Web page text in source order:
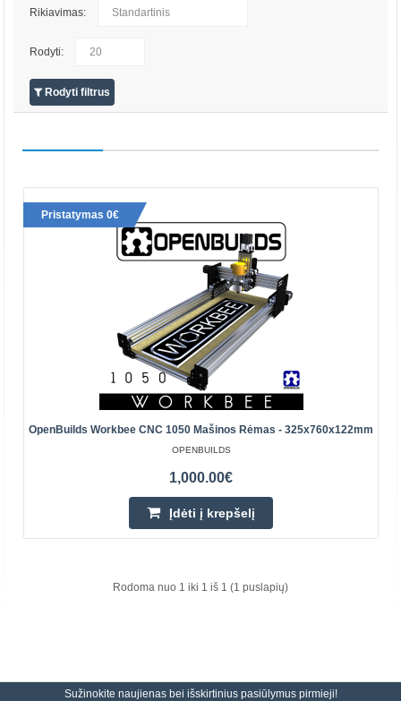
Rikiavimas:
Rodyti:
Rodyti filtrus
325x760x122mm
WorkBee yra ypač tvirta, tiksli ir lengvai surenkama CNC
mašina. Tai puiki mašina ir mes tikime, kad jums tai
patiks! OpenBuilds WorkBee yra sukurta pagal Ryano..
1,000.00€
Pristatymas 0€
OpenBuilds Workbee CNC 1050 Mašinos Rėmas - 325x760x122mm
OPENBUILDS
1,000.00€
Įdėti į krepšelį
Rodoma nuo 1 iki 1 iš 1 (1 puslapių)
Sužinokite naujienas bei išskirtinius pasiūlymus pirmieji!